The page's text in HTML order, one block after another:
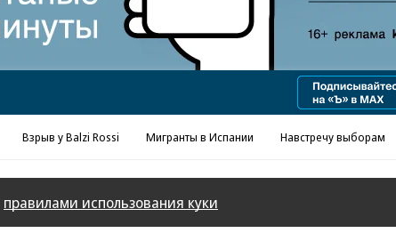
Взрыв у Balzi Rossi Мигранты в Испании Навстречу выборам
правилами использования куки